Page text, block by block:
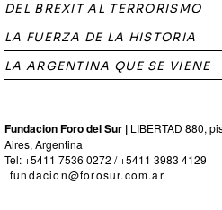
DEL BREXIT AL TERRORISMO
LA FUERZA DE LA HISTORIA
LA ARGENTINA QUE SE VIENE
Fundacion Foro del Sur | LIBERTAD 880,
Aires, Argentina
Tel: +5411 7536 0272 / +5411 3983 4129
fundacion@forosur.com.ar